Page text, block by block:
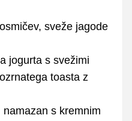
sveže jagode
jogurta s svežimi
toasta z
s kremnim